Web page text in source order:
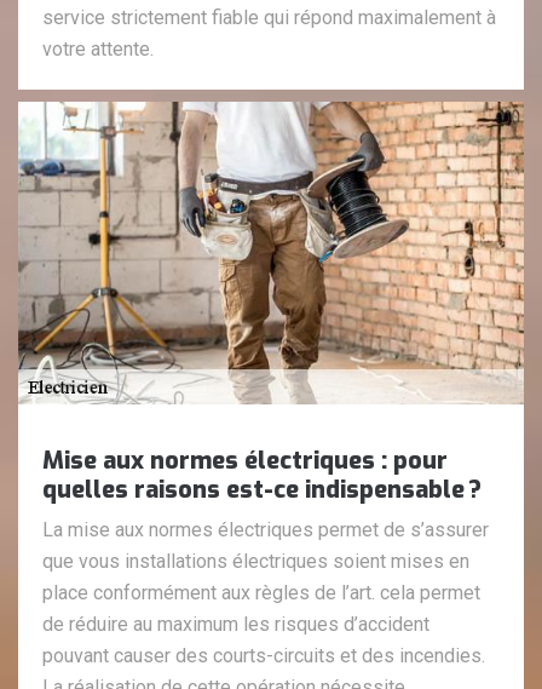
service strictement fiable qui répond maximalement à
votre attente.
Mise aux normes électriques : pour
quelles raisons est-ce indispensable ?
La mise aux normes électriques permet de s’assurer
que vous installations électriques soient mises en
place conformément aux règles de l’art. cela permet
de réduire au maximum les risques d’accident
pouvant causer des courts-circuits et des incendies.